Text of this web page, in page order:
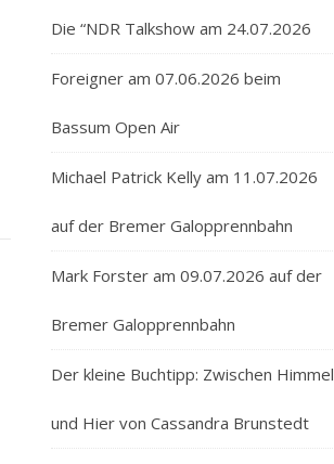
Die “NDR Talkshow am 24.07.2026
Foreigner am 07.06.2026 beim
Bassum Open Air
Michael Patrick Kelly am 11.07.2026
auf der Bremer Galopprennbahn
Mark Forster am 09.07.2026 auf der
Bremer Galopprennbahn
Der kleine Buchtipp: Zwischen Himmel
und Hier von Cassandra Brunstedt